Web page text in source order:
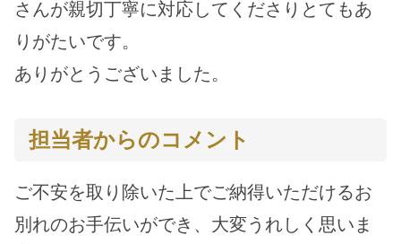
さんが親切丁寧に対応してくださりとてもあ
りがたいです。
ありがとうございました。
担当者からのコメント
ご不安を取り除いた上でご納得いただけるお
別れのお手伝いができ、大変うれしく思いま